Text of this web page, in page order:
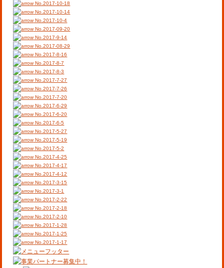
No.2017-10-18
No.2017-10-14
No.2017-10-4
No.2017-09-20
No.2017-9-14
No.2017-08-29
No.2017-8-16
No.2017-8-7
No.2017-8-3
No.2017-7-27
No.2017-7-26
No.2017-7-20
No.2017-6-29
No.2017-6-20
No.2017-6-5
No.2017-5-27
No.2017-5-19
No.2017-5-2
No.2017-4-25
No.2017-4-17
No.2017-4-12
No.2017-3-15
No.2017-3-1
No.2017-2-22
No.2017-2-18
No.2017-2-10
No.2017-1-28
No.2017-1-25
No.2017-1-17